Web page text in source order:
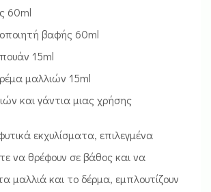
60ml
βαφής 60ml
15ml
μαλλιών 15ml
και γάντια μιας χρήσης
εκχυλίσματα, επιλεγμένα
να θρέφουν σε βάθος και να
μαλλιά και το δέρμα, εμπλουτίζουν